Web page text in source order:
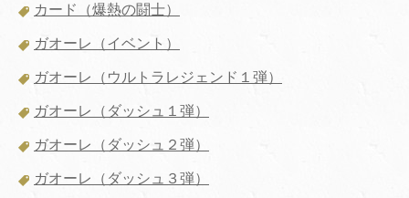
カード（爆熱の闘士）
ガオーレ（イベント）
ガオーレ（ウルトラレジェンド１弾）
ガオーレ（ダッシュ１弾）
ガオーレ（ダッシュ２弾）
ガオーレ（ダッシュ３弾）